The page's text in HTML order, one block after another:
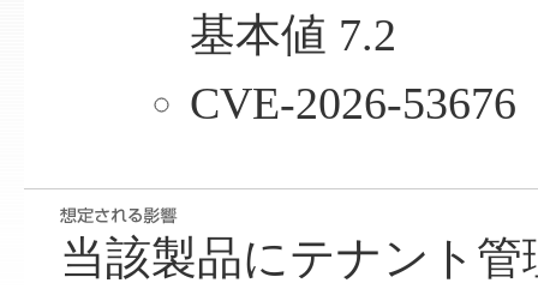
基本値 7.2
CVE-2026-53676
当該製品にテナント管